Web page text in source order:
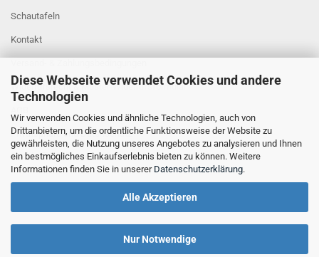
Diese Webseite verwendet Cookies und andere
Technologien
Wir verwenden Cookies und ähnliche Technologien, auch von
Drittanbietern, um die ordentliche Funktionsweise der Website zu
gewährleisten, die Nutzung unseres Angebotes zu analysieren und Ihnen
ein bestmögliches Einkaufserlebnis bieten zu können. Weitere
Informationen finden Sie in unserer Datenschutzerklärung.
Alle Akzeptieren
Nur Notwendige
Schautafeln
Kontakt
Widerrufsrecht & Muster-Widerrufsformular
Privatsphäre und Datenschutz
Cookie Einstellungen